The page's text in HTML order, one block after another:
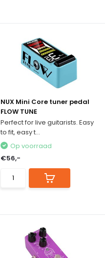
NUX Mini Core tuner pedal
FLOW TUNE
Perfect for live guitarists. Easy
to fit, easy t...
Op voorraad
€56,-